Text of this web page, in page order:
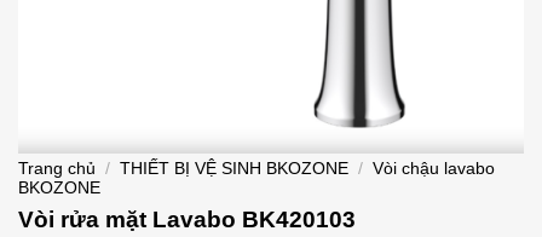
Trang chủ / THIẾT BỊ VỆ SINH BKOZONE / Vòi chậu lavabo
BKOZONE
Vòi rửa mặt Lavabo BK420103